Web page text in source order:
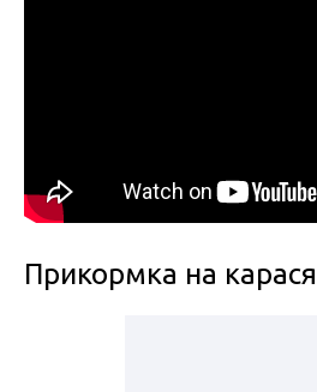
Прикормка на карася